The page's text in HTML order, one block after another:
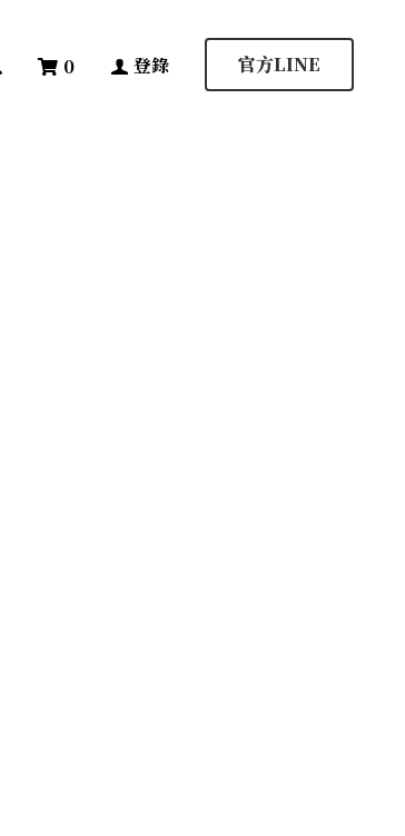
0 登錄 官方LINE
0 登錄 官方LINE